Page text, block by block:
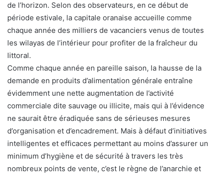
de l’horizon. Selon des observateurs, en ce début de
période estivale, la capitale oranaise accueille comme
chaque année des milliers de vacanciers venus de toutes
les wilayas de l’intérieur pour profiter de la fraîcheur du
littoral.
Comme chaque année en pareille saison, la hausse de la
demande en produits d’alimentation générale entraîne
évidemment une nette augmentation de l’activité
commerciale dite sauvage ou illicite, mais qui à l’évidence
ne saurait être éradiquée sans de sérieuses mesures
d’organisation et d’encadrement. Mais à défaut d’initiatives
intelligentes et efficaces permettant au moins d’assurer un
minimum d’hygiène et de sécurité à travers les très
nombreux points de vente, c’est le règne de l’anarchie et